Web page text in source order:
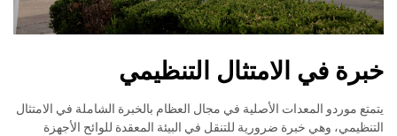
خبرة في الامتثال التنظيمي
يتمتع موردو المعدات الأصلية في مجال العظام بالخبرة الشاملة في الامتثال
التنظيمي، وهي خبرة ضرورية للتنقل في البيئة المعقدة للوائح الأجهزة